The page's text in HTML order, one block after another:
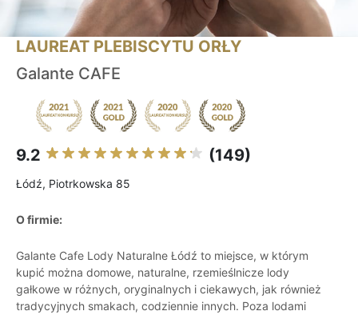
LAUREAT PLEBISCYTU ORŁY
Galante CAFE
9.2 (149)
Łódź, Piotrkowska 85
O firmie:
Galante Cafe Lody Naturalne Łódź to miejsce, w którym
kupić można domowe, naturalne, rzemieślnicze lody
gałkowe w różnych, oryginalnych i ciekawych, jak również
tradycyjnych smakach, codziennie innych. Poza lodami